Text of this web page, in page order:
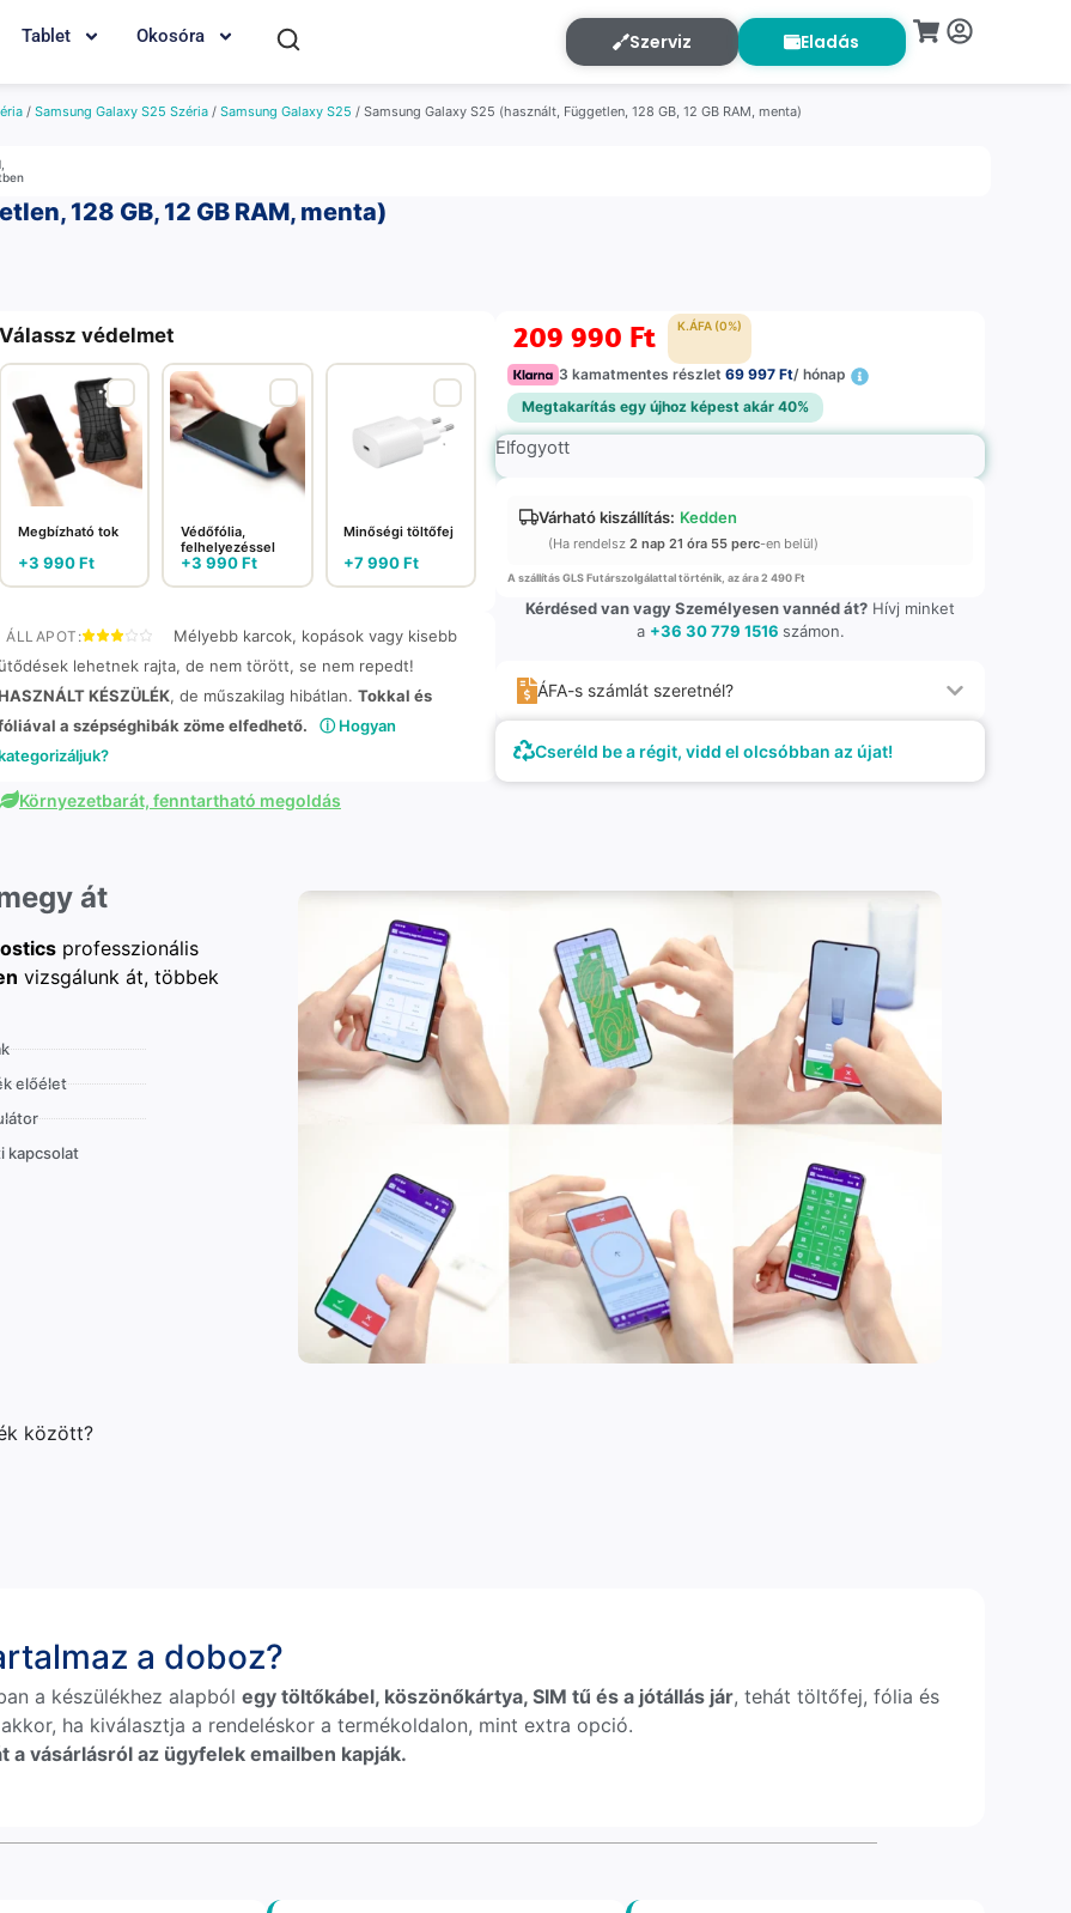
Tablet Okosóra Szerviz Eladás
/ Samsung Galaxy S25 Széria / Samsung Galaxy S25 / Samsung Galaxy S25 (használt, Független, 128 GB, 12 GB RAM, menta)
128 GB, 12 GB RAM, menta)
Válassz védelmet
Megbízható tok
+3 990Ft
Védőfólia,
felhelyezéssel
+3 990Ft
Minőségi töltőfej
+7 990Ft
ÁLLAPOT:
Mélyebb karcok, kopások vagy kisebb
ütődések lehetnek rajta, de nem törött, se nem repedt!
KÉSZÜLÉK, de műszakilag hibátlan. Tokkal és
a szépséghibák zöme elfedhető.
ⓘ Hogyan
Környezetbarát, fenntartható megoldás
209 990 Ft K.ÁFA (0%)
3 kamatmentes részlet69 997 Ft/ hónap
Megtakarítás egy újhoz képest akár 40%
Elfogyott
Várható kiszállítás: Kedden
(Ha rendelsz2 nap 21 óra 55 perc-en belül)
A szállítás GLS Futárszolgálattal történik, az ára 2 490 Ft
Kérdésed van vagy Személyesen vannéd át? Hívj minket
a +36 30 779 1516 számon.
ÁFA-s számlát szeretnél?
Cseréld be a régit, vidd el olcsóbban az újat!
át
professzionális
vizsgálunk át, többek
előélet
kapcsolat
között?
a doboz?
a készülékhez alapbólegy töltőkábel, köszönőkártya, SIM tű és a jótállás jár, tehát töltőfej, fólia és
ha kiválasztja a rendeléskor a termékoldalon, mint extra opció.
a vásárlásról az ügyfelek emailben kapják.